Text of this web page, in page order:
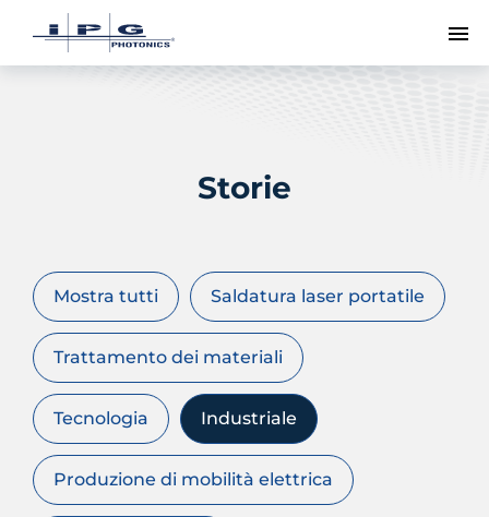
Storie
Mostra tutti Saldatura laser portatile
Trattamento dei materiali
Tecnologia Industriale
Produzione di mobilità elettrica